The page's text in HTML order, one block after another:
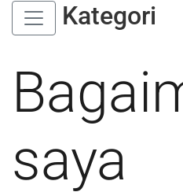
Kategori
saya